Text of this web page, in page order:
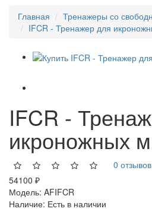
Главная
Тренажеры со
IFCR - Тренажер для
IFCR -
икроножных
0 отзывов
54100 ₽
Модель: AFIFCR
Наличие: Есть в наличии